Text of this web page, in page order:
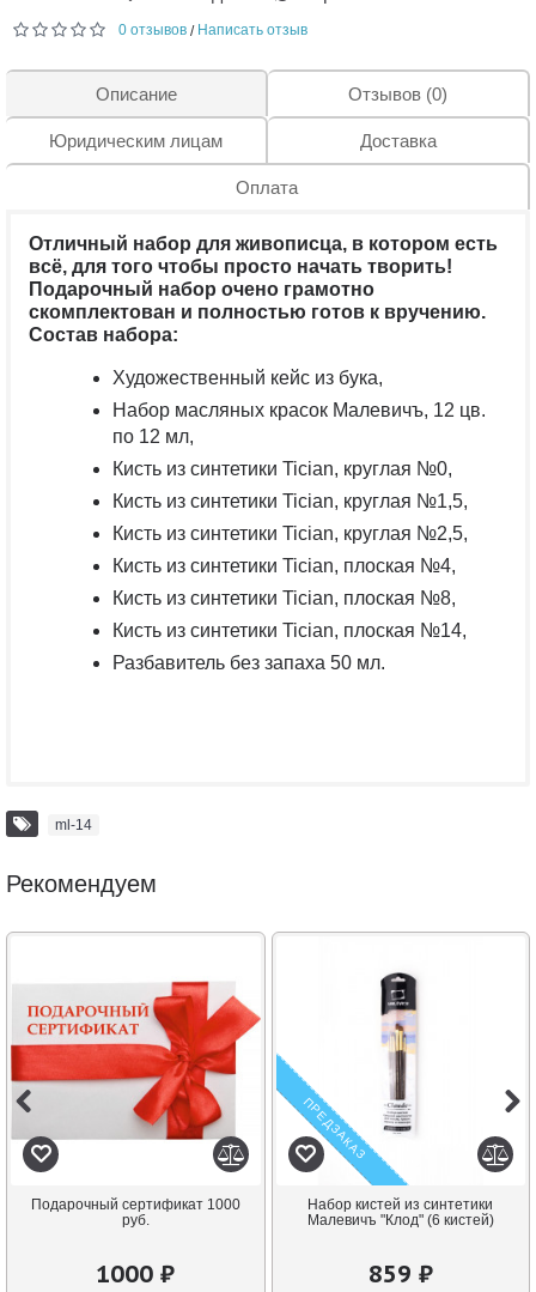
0 отзывов / Написать отзыв
Описание Отзывов (0)
Юридическим лицам Доставка
Оплата
Отличный набор для живописца, в котором есть
всё, для того чтобы просто начать творить!
Подарочный набор очено грамотно
скомплектован и полностью готов к вручению.
Состав набора:
Художественный кейс из бука,
Набор масляных красок Малевичъ, 12 цв.
по 12 мл,
Кисть из синтетики Tician, круглая №0,
Кисть из синтетики Tician, круглая №1,5,
Кисть из синтетики Tician, круглая №2,5,
Кисть из синтетики Tician, плоская №4,
Кисть из синтетики Tician, плоская №8,
Кисть из синтетики Tician, плоская №14,
Разбавитель без запаха 50 мл.
ml-14
Рекомендуем
Подарочный сертификат 1000
руб.
1000 ₽
ПРЕДЗАКАЗ
Набор кистей из синтетики
Малевичъ "Клод" (6 кистей)
859 ₽